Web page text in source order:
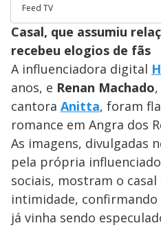
Feed TV
Casal, que assumiu
recebeu elogios de fãs
A influenciadora digital
anos, e Renan Machado
cantora Anitta, foram
romance em Angra dos
As imagens, divulgadas
pela própria
sociais, mostram o
intimidade,
já vinha sendo